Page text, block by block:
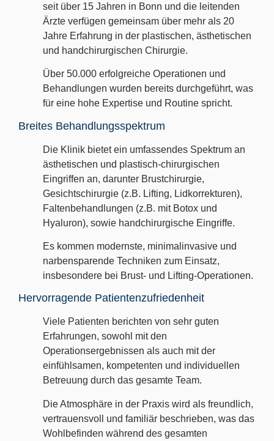
seit über 15 Jahren in Bonn und die leitenden
Ärzte verfügen gemeinsam über mehr als 20
Jahre Erfahrung in der plastischen, ästhetischen
und handchirurgischen Chirurgie.
Über 50.000 erfolgreiche Operationen und
Behandlungen wurden bereits durchgeführt, was
für eine hohe Expertise und Routine spricht.
Breites Behandlungsspektrum
Die Klinik bietet ein umfassendes Spektrum an
ästhetischen und plastisch-chirurgischen
Eingriffen an, darunter Brustchirurgie,
Gesichtschirurgie (z.B. Lifting, Lidkorrekturen),
Faltenbehandlungen (z.B. mit Botox und
Hyaluron), sowie handchirurgische Eingriffe.
Es kommen modernste, minimalinvasive und
narbensparende Techniken zum Einsatz,
insbesondere bei Brust- und Lifting-Operationen.
Hervorragende Patientenzufriedenheit
Viele Patienten berichten von sehr guten
Erfahrungen, sowohl mit den
Operationsergebnissen als auch mit der
einfühlsamen, kompetenten und individuellen
Betreuung durch das gesamte Team.
Die Atmosphäre in der Praxis wird als freundlich,
vertrauensvoll und familiär beschrieben, was das
Wohlbefinden während des gesamten